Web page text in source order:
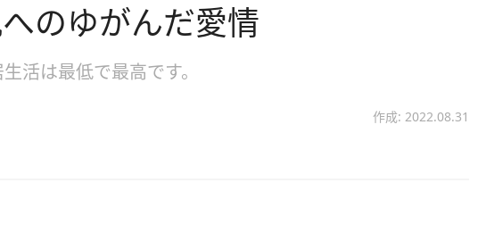
へのゆがんだ愛情
活は最低で最高です。
作成: 2022.08.31